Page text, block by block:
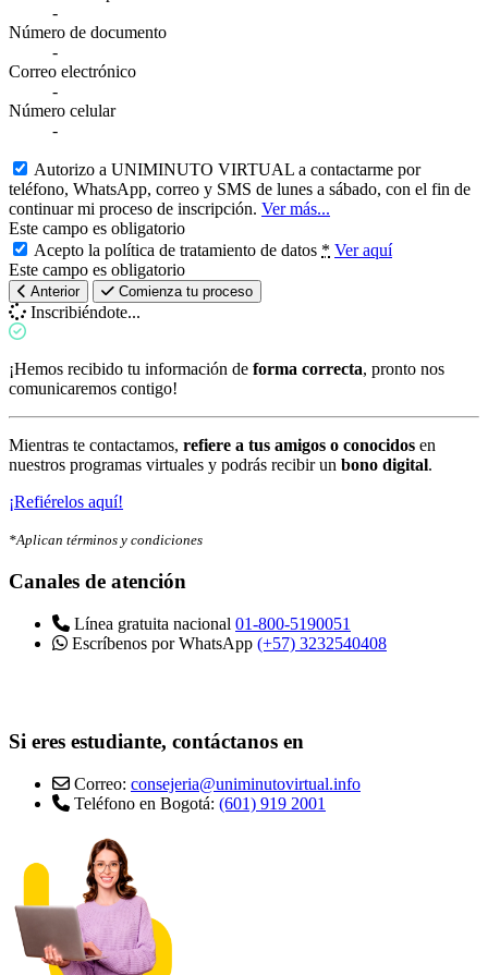
-
Número de documento
-
Correo electrónico
-
Número celular
-
Autorizo a UNIMINUTO VIRTUAL a contactarme por
teléfono, WhatsApp, correo y SMS de lunes a sábado, con el fin de
continuar mi proceso de inscripción. Ver más...
Este campo es obligatorio
Acepto la política de tratamiento de datos * Ver aquí
Este campo es obligatorio
Anterior Comienza tu proceso
Inscribiéndote...
¡Hemos recibido tu información de forma correcta, pronto nos
comunicaremos contigo!
Mientras te contactamos, refiere a tus amigos o conocidos en
nuestros programas virtuales y podrás recibir un bono digital.
¡Refiérelos aquí!
*Aplican términos y condiciones
Canales de atención
Línea gratuita nacional 01-800-5190051
Escríbenos por WhatsApp (+57) 3232540408
Si eres estudiante, contáctanos en
Correo: consejeria@uniminutovirtual.info
Teléfono en Bogotá: (601) 919 2001